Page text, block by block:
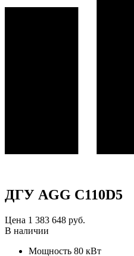
ДГУ AGG C110D5
Цена 1 383 648 руб.
В наличии
Мощность 80 кВт